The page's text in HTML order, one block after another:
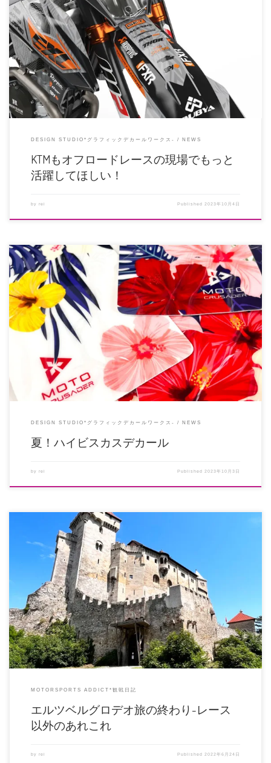
ということで、モトクルセイダーでは新しいデザインの取り扱いをスタートす
ることになりました。 かっこい […]
DESIGN STUDIO*グラフィックデカールワークス- NEWS
KTMもオフロードレースの現場でもっと
活躍してほしい！
by rei Published2023年10月4日
1年ぶりのブログ(笑) そろそろ涼しくなってきたので季節外れも甚だしいと思
いきや、夏が長引いて、秋深 […]
DESIGN STUDIO*グラフィックデカールワークス- NEWS
夏！ハイビスカスデカール
by rei Published2023年10月3日
6日間滞在したレオーベンのホテルを後にした。 エルツベルグにいた4日間、
貴重な体験ができた！ 滞在中 […]
MOTORSPORTS ADDICT*観戦日記
エルツベルグロデオ旅の終わり-レース
以外のあれこれ
by rei Published2022年6月24日